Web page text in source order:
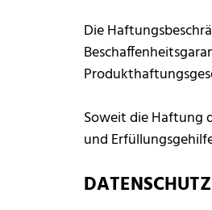
Die
Soweit die Haftung
und